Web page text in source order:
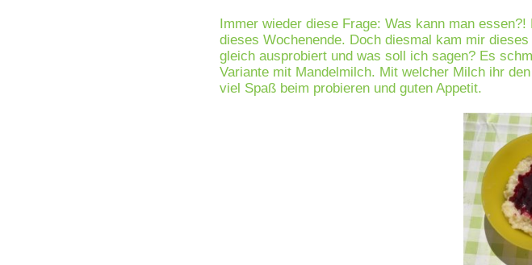
Immer wieder diese Frage: Was kann man
dieses Wochenende. Doch diesmal kam mir
gleich ausprobiert und was soll ich sagen? Es
Variante mit Mandelmilch. Mit welcher Milch ihr
viel Spaß beim probieren und guten Appetit.